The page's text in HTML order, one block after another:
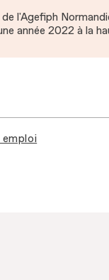
l'Agefiph
année 2022 à la